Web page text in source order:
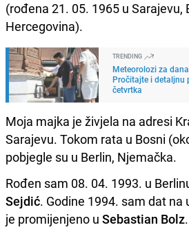
(rođena 21. 05. 1965 u Sarajevu,
Hercegovina).
TRENDING
Meteorolozi za
Pročitajte i detaljnu
četvrtka
Moja majka je živjela na adresi
Sarajevu. Tokom rata u Bosni
pobjegle su u Berlin, Njemačka.
Rođen sam 08. 04. 1993. u
Sejdić. Godine 1994. sam dat na
je promijenjeno u Sebastian Bolz.